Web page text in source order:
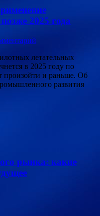
2025 года
летательных
в 2025 году по
произойти и раньше. Об
развития
рынка: какие